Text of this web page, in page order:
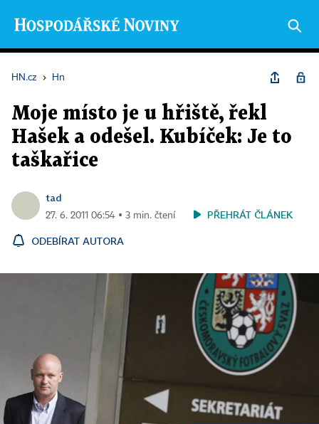
HN.cz › Hn
Moje místo je u hřiště, řekl
Hašek a odešel. Kubíček: Je to
taškařice
tad
27. 6. 2011 06:54 ▪ 3 min. čtení PŘEHRÁT ČLÁNEK
ODEBÍRAT AUTORA